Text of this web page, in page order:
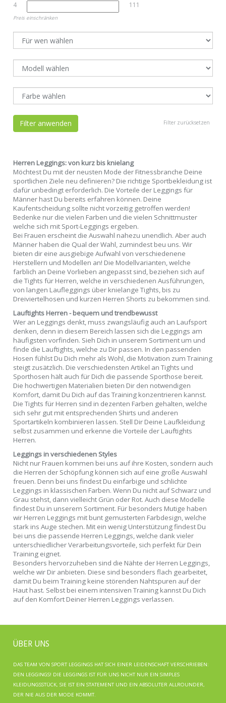
4 111
Preis einschränken
Filter zurücksetzen
Filter anwenden
Herren Leggings: von kurz bis knielang
Möchtest Du mit der neusten Mode der Fitnessbranche Deine
sportlichen Ziele neu definieren? Die richtige Sportbekleidung ist
dafür unbedingt erforderlich. Die Vorteile der Leggings für
Männer hast Du bereits erfahren können. Deine
Kaufentscheidung sollte nicht vorzeitig getroffen werden!
Bedenke nur die vielen Farben und die vielen Schnittmuster
welche sich mit Sport-Leggings ergeben.
Bei Frauen erscheint die Auswahl nahezu unendlich. Aber auch
Männer haben die Qual der Wahl, zumindest beu uns. Wir
bieten dir eine ausgiebige Aufwahl von verschiedenene
Herstellern und Modellen an! Die Modellvarianten, welche
farblich an Deine Vorlieben angepasst sind, beziehen sich auf
die Tights für Herren, welche in verschiedenen Ausführungen,
von langen Laufleggings über knielange Tights, bis zu
Dreiviertelhosen und kurzen Herren Shorts zu bekommen sind.
Lauftights Herren - bequem und trendbewusst
Wer an Leggings denkt, muss zwangsläufig auch an Laufsport
denken, denn in diesem Bereich lassen sich die Leggings am
häufigsten vorfinden. Sieh Dich in unserem Sortiment um und
finde die Lauftights, welche zu Dir passen. In den passenden
Hosen fühlst Du Dich mehr als Wohl, die Motivation zum Training
steigt zusätzlich. Die verschiedensten Artikel an Tights und
Sporthosen hält auch für Dich die passende Sporthose bereit.
Die hochwertigen Materialien bieten Dir den notwendigen
Komfort, damit Du Dich auf das Training konzentrieren kannst.
Die Tights für Herren sind in dezenten Farben gehalten, welche
sich sehr gut mit entsprechenden Shirts und anderen
Sportartikeln kombinieren lassen. Stell Dir Deine Laufkleidung
selbst zusammen und erkenne die Vorteile der Lauftights
Herren.
Leggings in verschiedenen Styles
Nicht nur Frauen kommen bei uns auf ihre Kosten, sondern auch
die Herren der Schöpfung können sich auf eine große Auswahl
freuen. Denn bei uns findest Du einfarbige und schlichte
Leggings in klassischen Farben. Wenn Du nicht auf Schwarz und
Grau stehst, dann vielleicht Grün oder Rot. Auch diese Modelle
findest Du in unserem Sortiment. Für besonders Mutige haben
wir Herren Leggings mit bunt gemusterten Farbdesign, welche
stark ins Auge stechen. Mit ein wenig Unterstützung findest Du
bei uns die passende Herren Leggings, welche dank vieler
unterschiedlicher Verarbeitungsvorteile, sich perfekt für Dein
Training eignet.
Besonders hervorzuheben sind die Nähte der Herren Leggings,
welche wir Dir anbieten. Diese sind besonders flach gearbeitet,
damit Du beim Training keine störenden Nahtspuren auf der
Haut hast. Selbst bei einem intensiven Training kannst Du Dich
auf den Komfort Deiner Herren Leggings verlassen.
ÜBER UNS
DAS TEAM VON SPORT LEGGINGS HAT SICH EINER LEIDENSCHAFT VERSCHRIEBEN:
DEN LEGGINGS! DIE LEGGINGS IST FÜR UNS NICHT NUR EIN SIMPLES
KLEIDUNGSSTÜCK, SIE IST EIN STATEMENT UND EIN ABSOLUTER ALLROUNDER,
DER NIE AUS DER MODE KOMMT.